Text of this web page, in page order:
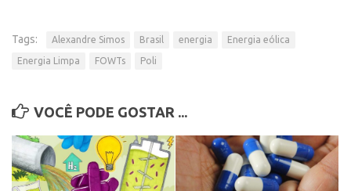
Tags: Alexandre Simos Brasil energia Energia eólica
Energia Limpa FOWTs Poli
VOCÊ PODE GOSTAR ...